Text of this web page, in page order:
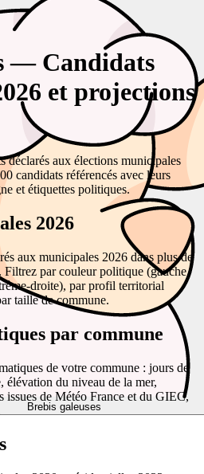
Brebis galeuses
— Candidats
et projections
déclarés aux élections municipales
candidats référencés avec leurs
et étiquettes politiques.
2026
aux municipales 2026 dans plus de
Filtrez par couleur politique (gauche,
droite), par profil territorial
taille de commune.
par commune
de votre commune : jours de
élévation du niveau de la mer,
issues de Météo France et du GIEC,